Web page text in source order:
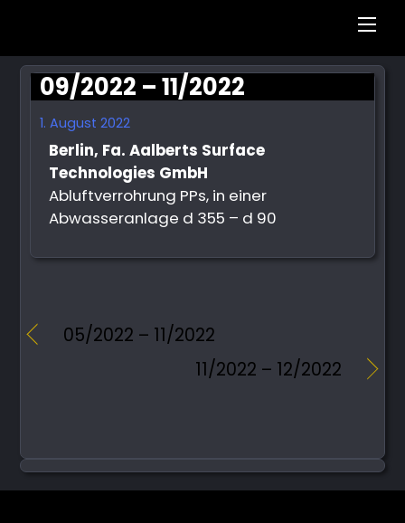
09/2022 – 11/2022
1. August 2022
Berlin, Fa. Aalberts Surface
Technologies GmbH
Abluftverrohrung PPs, in einer
Abwasseranlage d 355 – d 90
05/2022 – 11/2022
11/2022 – 12/2022